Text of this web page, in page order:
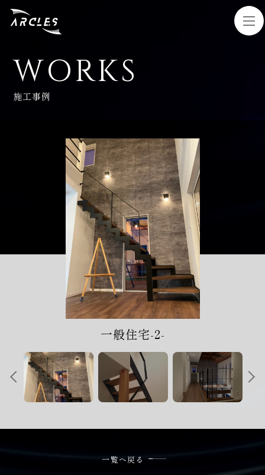
HOME
NEWS
COMPANY
024-572-6222
電話受付時間 / 平日9:00-17:00
フォーム
WORKS
施工事例
一般住宅-2-
一覧へ戻る